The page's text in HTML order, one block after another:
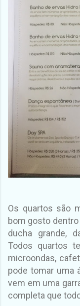
Os quartos são
bom gosto
ducha grande,
Todos quartos
microondas,
pode tomar uma
vem em uma
completa que